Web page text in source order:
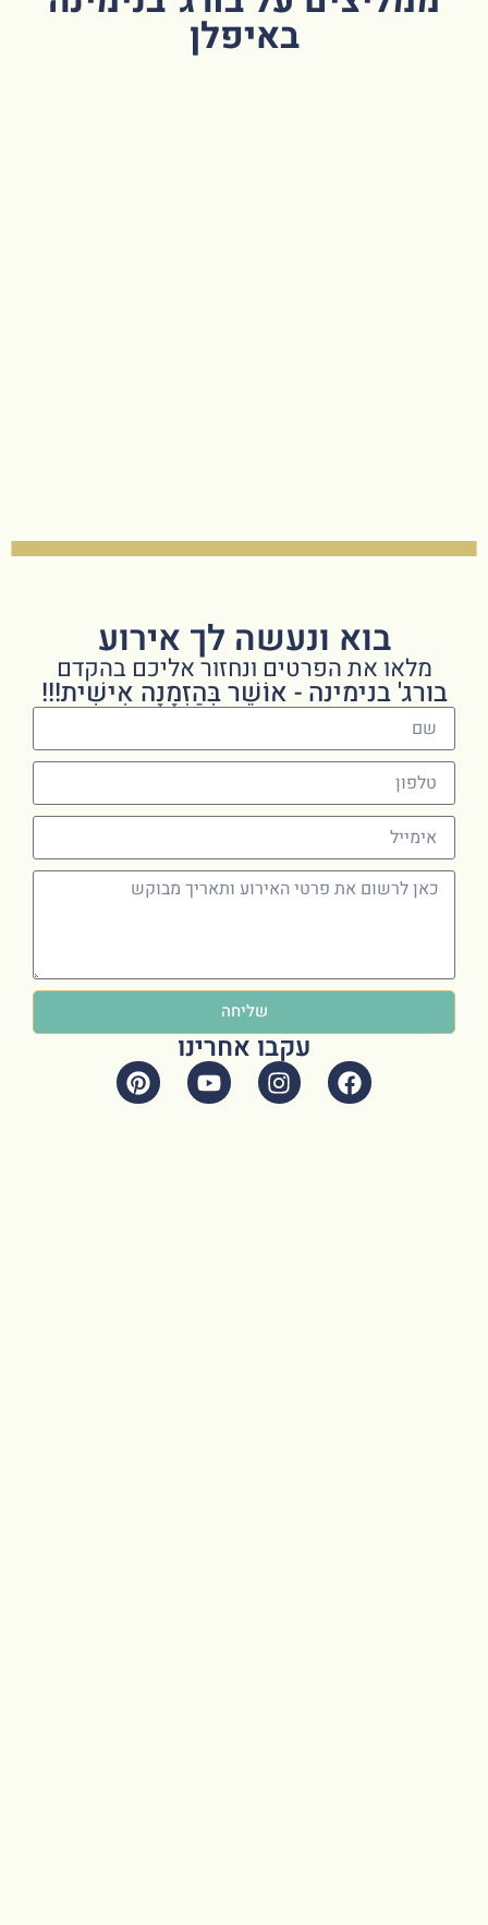
באיפלן
בוא ונעשה לך אירוע
מלאו את הפרטים ונחזור אליכם בהקדם
בורג' בנימינה - אוֹשֵׁר בְּהַזְמָנָה אִישִׁית!!!
שליחה
עקבו אחרינו